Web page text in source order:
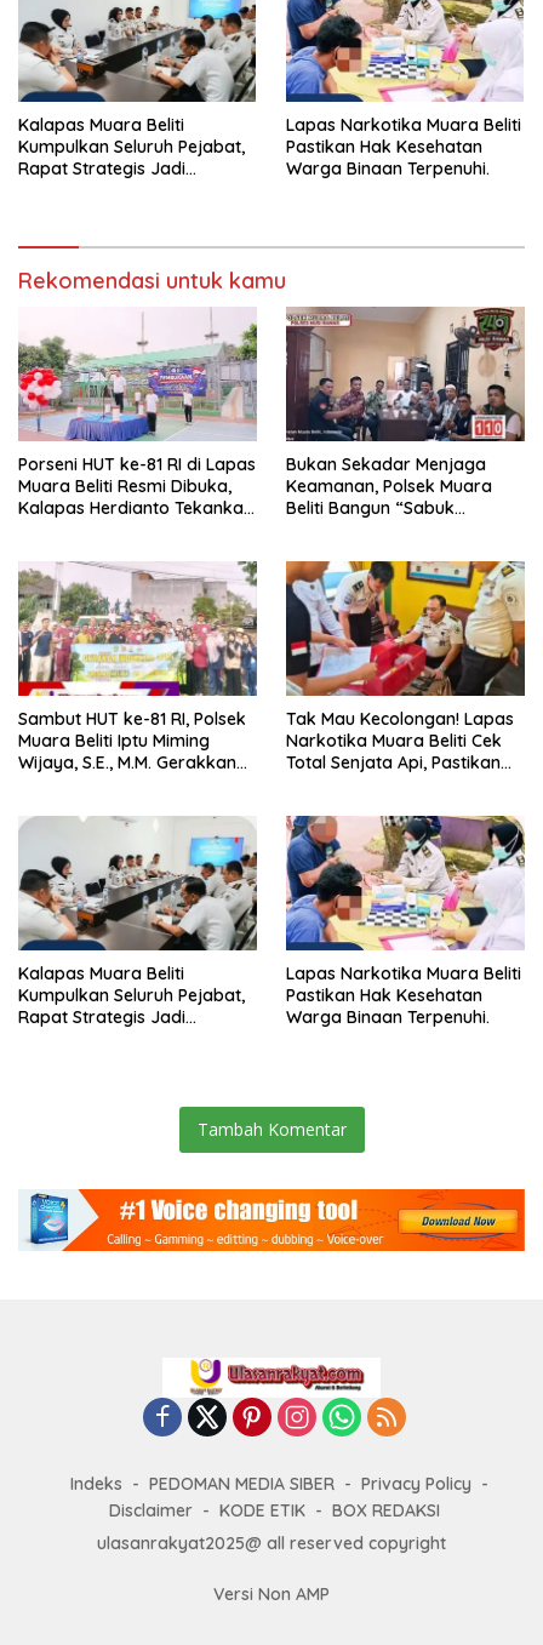
Kalapas Muara Beliti
Kumpulkan Seluruh Pejabat,
Rapat Strategis Jadi
Lapas Narkotika Muara Beliti
Pastikan Hak Kesehatan
Warga Binaan Terpenuhi.
Rekomendasi untuk kamu
Porseni HUT ke-81 RI di Lapas
Muara Beliti Resmi Dibuka,
Kalapas Herdianto Tekankan
Bukan Sekadar Menjaga
Keamanan, Polsek Muara
Beliti Bangun “Sabuk
Sambut HUT ke-81 RI, Polsek
Muara Beliti Iptu Miming
Wijaya, S.E., M.M. Gerakkan
Tak Mau Kecolongan! Lapas
Narkotika Muara Beliti Cek
Total Senjata Api, Pastikan
Kalapas Muara Beliti
Kumpulkan Seluruh Pejabat,
Rapat Strategis Jadi
Lapas Narkotika Muara Beliti
Pastikan Hak Kesehatan
Warga Binaan Terpenuhi.
Tambah Komentar
Indeks PEDOMAN MEDIA SIBER
Privacy Policy
Disclaimer
KODE ETIK
BOX REDAKSI
ulasanrakyat2025@ all reserved copyright
Versi Non AMP